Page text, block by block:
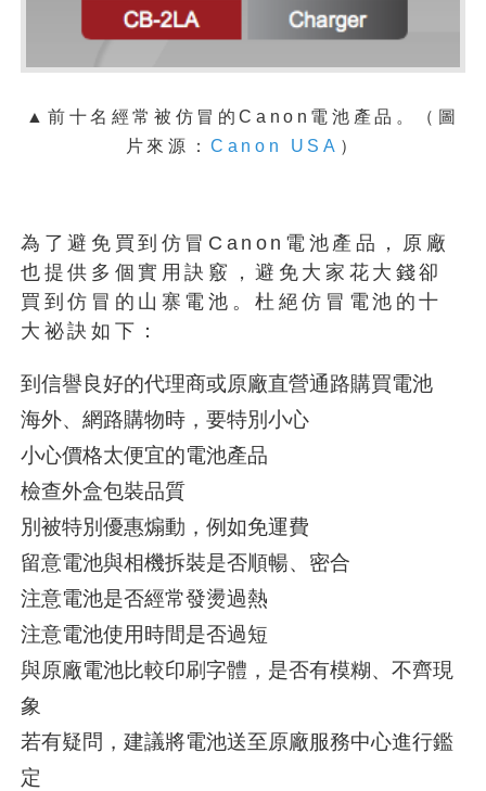
▲前十名經常被仿冒的Canon電池產品。
（圖
片來源：Canon USA ）
為了避免買到仿冒Canon電池產品，原廠
也提供多個實用訣竅，避免大家花大錢卻
買到仿冒的山寨電池。杜絕仿冒電池的十
大祕訣如下：
到信譽良好的代理商或原廠直營通路購買電池
海外、網路購物時，要特別小心
小心價格太便宜的電池產品
檢查外盒包裝品質
別被特別優惠煽動，例如免運費
留意電池與相機拆裝是否順暢、密合
注意電池是否經常發燙過熱
注意電池使用時間是否過短
與原廠電池比較印刷字體，是否有模糊、不齊現
象
若有疑問，建議將電池送至原廠服務中心進行鑑
定